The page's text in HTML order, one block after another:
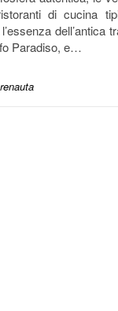
di cucina
dell’antica
Paradiso, e…